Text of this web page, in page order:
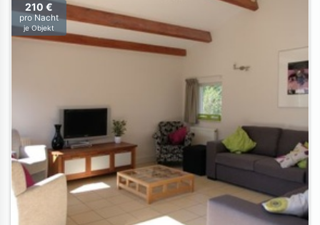
210 €
pro Nacht
je Objekt